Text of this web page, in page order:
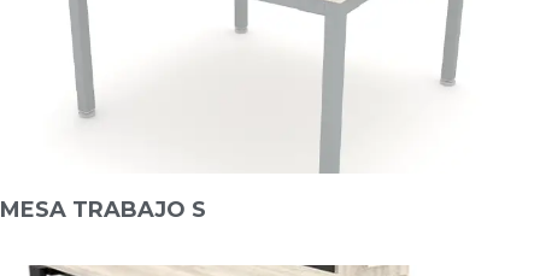
MESA TRABAJO S